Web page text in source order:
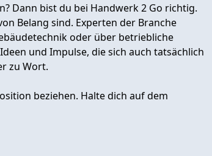
Dann bist du bei Handwerk 2 Go richtig.
Belang sind. Experten der Branche
oder über betriebliche
und Impulse, die sich auch tatsächlich
zu Wort.
beziehen. Halte dich auf dem